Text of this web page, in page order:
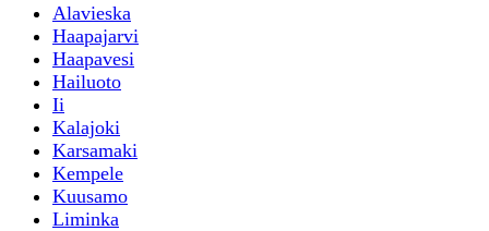
Alavieska
Haapajarvi
Haapavesi
Hailuoto
Ii
Kalajoki
Karsamaki
Kempele
Kuusamo
Liminka